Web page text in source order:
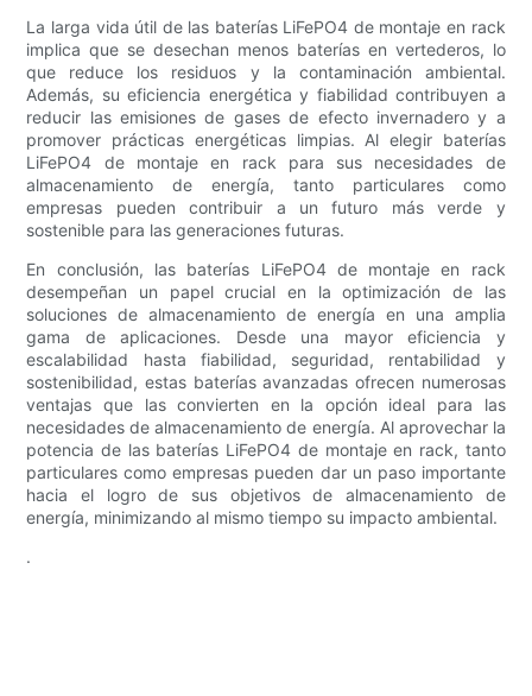
La larga vida útil de las baterías LiFePO4 de montaje en rack
implica que se desechan menos baterías en vertederos, lo
que reduce los residuos y la contaminación ambiental.
Además, su eficiencia energética y fiabilidad contribuyen a
reducir las emisiones de gases de efecto invernadero y a
promover prácticas energéticas limpias. Al elegir baterías
LiFePO4 de montaje en rack para sus necesidades de
almacenamiento de energía, tanto particulares como
empresas pueden contribuir a un futuro más verde y
sostenible para las generaciones futuras.
En conclusión, las baterías LiFePO4 de montaje en rack
desempeñan un papel crucial en la optimización de las
soluciones de almacenamiento de energía en una amplia
gama de aplicaciones. Desde una mayor eficiencia y
escalabilidad hasta fiabilidad, seguridad, rentabilidad y
sostenibilidad, estas baterías avanzadas ofrecen numerosas
ventajas que las convierten en la opción ideal para las
necesidades de almacenamiento de energía. Al aprovechar la
potencia de las baterías LiFePO4 de montaje en rack, tanto
particulares como empresas pueden dar un paso importante
hacia el logro de sus objetivos de almacenamiento de
energía, minimizando al mismo tiempo su impacto ambiental.
.